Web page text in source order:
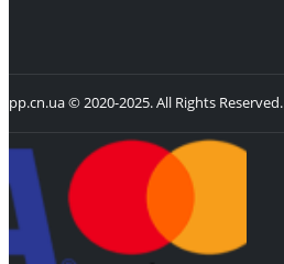
pp.cn.ua © 2020-2025. All Rights Reserved.